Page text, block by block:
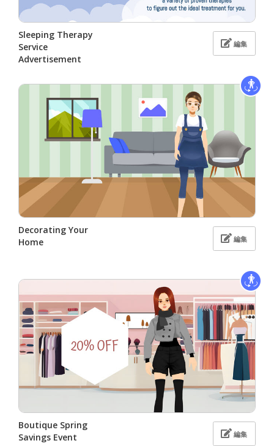
Sleeping Therapy
Service
Advertisement
編集
Decorating Your
Home
編集
Boutique Spring
Savings Event
編集